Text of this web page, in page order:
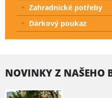
Zahradnické potřeby
Dárkový poukaz
NOVINKY Z NAŠEHO